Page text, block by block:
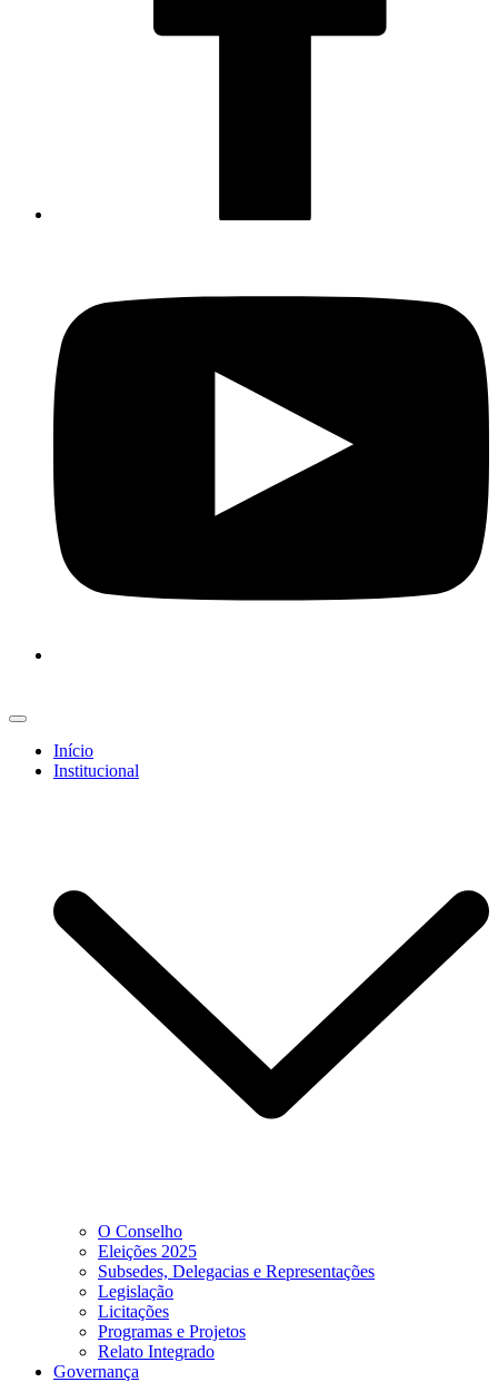
Início
Institucional
O Conselho
Eleições 2025
Subsedes, Delegacias e Representações
Legislação
Licitações
Programas e Projetos
Relato Integrado
Governança